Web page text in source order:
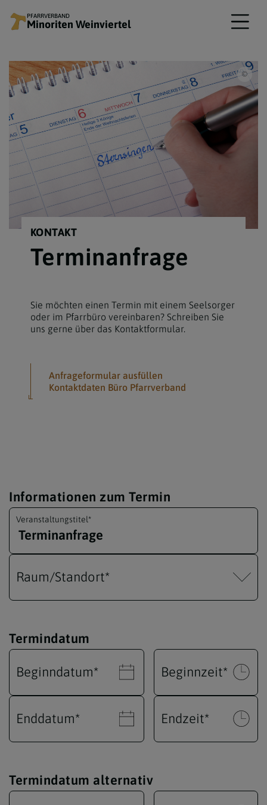
PFARRVERBAND
Minoriten Weinviertel
©
KONTAKT
Terminanfrage
Sie möchten einen Termin mit einem Seelsorger
oder im Pfarrbüro vereinbaren? Schreiben Sie
uns gerne über das Kontaktformular.
Anfrageformular ausfüllen
Kontaktdaten Büro Pfarrverband
Informationen zum Termin
Veranstaltungs­titel*
Raum/Standort*
Termindatum
Beginndatum* Beginnzeit*
Enddatum* Endzeit*
Termindatum alternativ